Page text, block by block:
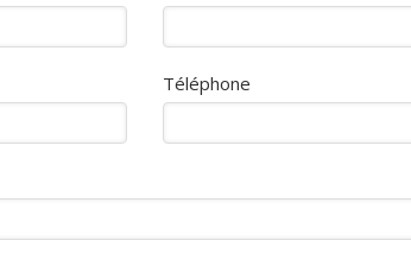
Téléphone